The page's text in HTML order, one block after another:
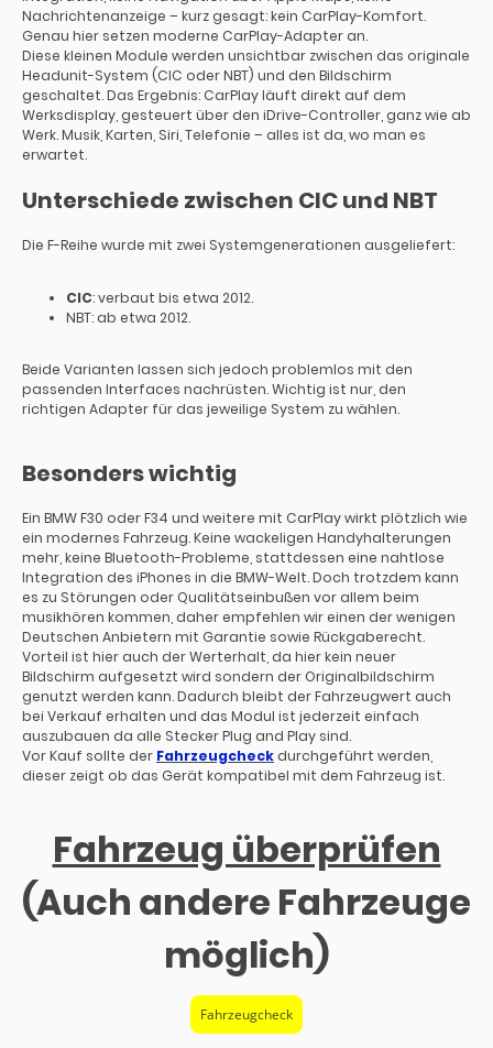
Nachrichtenanzeige – kurz gesagt: kein CarPlay-Komfort.
Genau hier setzen moderne CarPlay-Adapter an.
Diese kleinen Module werden unsichtbar zwischen das originale
Headunit-System (CIC oder NBT) und den Bildschirm
geschaltet. Das Ergebnis: CarPlay läuft direkt auf dem
Werksdisplay, gesteuert über den iDrive-Controller, ganz wie ab
Werk. Musik, Karten, Siri, Telefonie – alles ist da, wo man es
erwartet.
Unterschiede zwischen CIC und NBT
Die F-Reihe wurde mit zwei Systemgenerationen ausgeliefert:
CIC: verbaut bis etwa 2012.
NBT: ab etwa 2012.
Beide Varianten lassen sich jedoch problemlos mit den
passenden Interfaces nachrüsten. Wichtig ist nur, den
richtigen Adapter für das jeweilige System zu wählen.
Besonders wichtig
Ein BMW F30 oder F34 und weitere mit CarPlay wirkt plötzlich wie
ein modernes Fahrzeug. Keine wackeligen Handyhalterungen
mehr, keine Bluetooth-Probleme, stattdessen eine nahtlose
Integration des iPhones in die BMW-Welt. Doch trotzdem kann
es zu Störungen oder Qualitätseinbußen vor allem beim
musikhören kommen, daher empfehlen wir einen der wenigen
Deutschen Anbietern mit Garantie sowie Rückgaberecht.
Vorteil ist hier auch der Werterhalt, da hier kein neuer
Bildschirm aufgesetzt wird sondern der Originalbildschirm
genutzt werden kann. Dadurch bleibt der Fahrzeugwert auch
bei Verkauf erhalten und das Modul ist jederzeit einfach
auszubauen da alle Stecker Plug and Play sind.
Vor Kauf sollte der Fahrzeugcheckdurchgeführt werden,
dieser zeigt ob das Gerät kompatibel mit dem Fahrzeug ist.
Fahrzeug überprüfen
(Auch andere Fahrzeuge
möglich)
Fahrzeugcheck